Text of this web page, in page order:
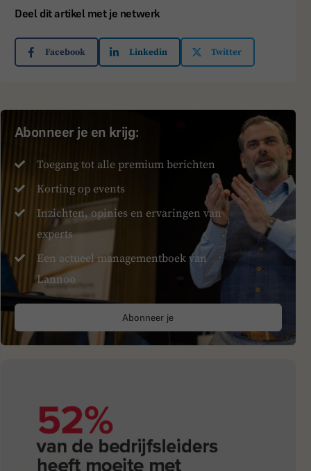
Deel dit artikel met je netwerk
Facebook Linkedin Twitter
Abonneer je en krijg:
Toegang tot alle premium berichten
Korting op events
Inzichten, opinies en ervaringen van
experts
Een actueel managementboek van
Lannoo
Abonneer je